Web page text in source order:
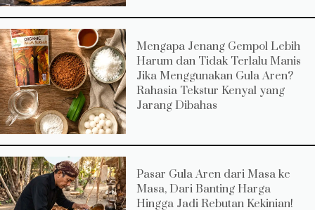
Mengapa Jenang Gempol Lebih
Harum dan Tidak Terlalu Manis
Jika Menggunakan Gula Aren?
Rahasia Tekstur Kenyal yang
Jarang Dibahas
Pasar Gula Aren dari Masa ke
Masa, Dari Banting Harga
Hingga Jadi Rebutan Kekinian!